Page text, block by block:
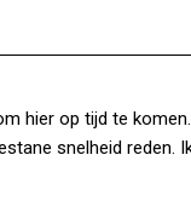
hier op tijd te
snelheid reden.